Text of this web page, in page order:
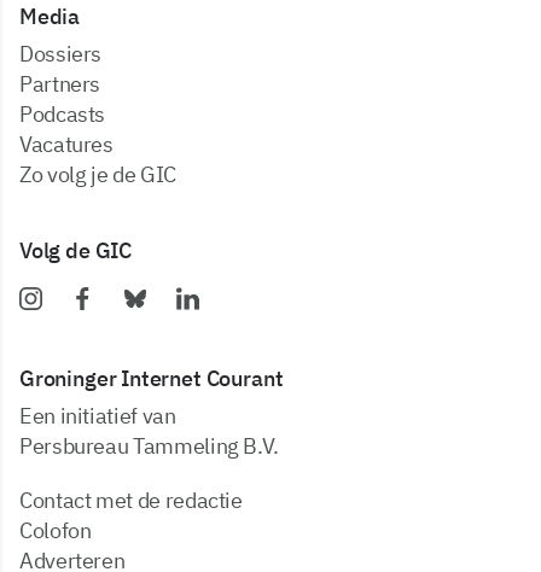
Media
dossiers
partners
podcasts
vacatures
zo volg je de GIC
Volg de GIC
Groninger Internet Courant
Een initiatief van
Persbureau Tammeling B.V.
Contact met de redactie
Colofon
Adverteren